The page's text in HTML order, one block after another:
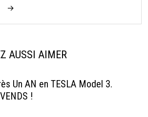
→
AUSSI AIMER
Un AN en TESLA Model 3.
!